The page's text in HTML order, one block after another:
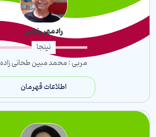
رادمهر رنجبر
نینجا
مربی : محمد مبین طحانی زاده
اطلاعات قهرمان